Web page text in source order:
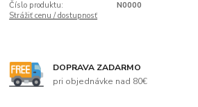
Číslo produktu:
N0000
Strážiť cenu / dostupnosť
DOPRAVA ZADARMO
pri objednávke nad 80€